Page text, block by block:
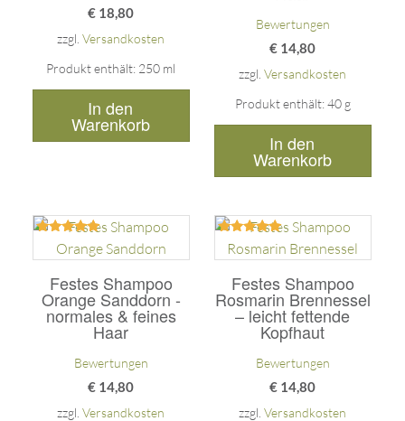
€ 18,80
zzgl.Versandkosten
Produkt enthält: 250 ml
In den
Warenkorb
Bewertungen
€ 14,80
zzgl.Versandkosten
Produkt enthält: 40 g
In den
Warenkorb
Festes Shampoo
Orange Sanddorn -
normales & feines
Haar
Bewertet
mit
von 5
Bewertungen
€ 14,80
zzgl.Versandkosten
Festes Shampoo
Rosmarin Brennessel
– leicht fettende
Kopfhaut
Bewertet
mit
von 5
Bewertungen
€ 14,80
zzgl.Versandkosten